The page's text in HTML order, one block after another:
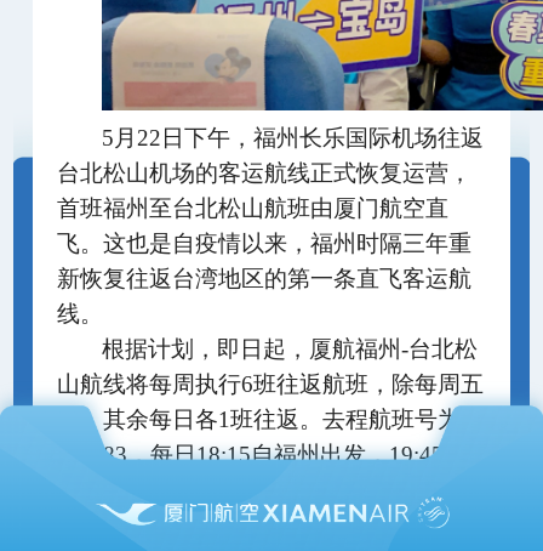
5月22日下午，福州长乐国际机场往返
台北松山机场的客运航线正式恢复运营，
首班福州至台北松山航班由厦门航空直
飞。这也是自疫情以来，福州时隔三年重
新恢复往返台湾地区的第一条直飞客运航
线。
根据计划，即日起，厦航福州-台北松
山航线将每周执行6班往返航班，除每周五
外，其余每日各1班往返。去程航班号为
MF883，每日18:15自福州出发，19:45抵
自台北松山起飞，22:10抵达福州。